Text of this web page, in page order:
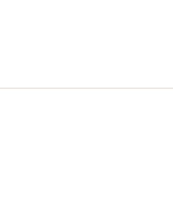
求される可能性はあります